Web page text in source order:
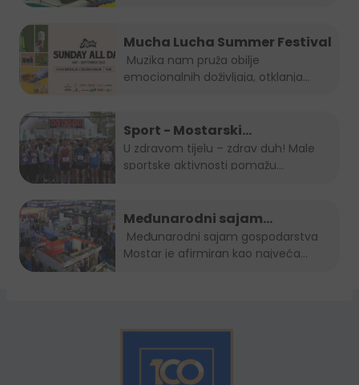
Mucha Lucha Summer Festival
emocionalnih doživljaja, otklanja
Sport - Mostarski
polumaraton, Sara 5K, Zenički
cener i Kiseljak open
U zdravom tijelu – zdrav duh! Male
sportske aktivnosti pomažu...
Međunarodni sajam
gospodarstva Mostar 2022.
Mostar je afirmiran kao najveća...